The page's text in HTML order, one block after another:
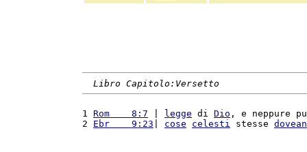
Libro Capitolo:Versetto
1 Rom    8:7 legge di Dio , e neppure
2 Ebr    9:23 cose celesti stesse